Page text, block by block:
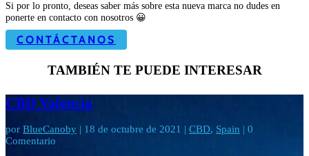
Si por lo pronto, deseas saber más sobre esta nueva marca no dudes en
ponerte en contacto con nosotros 😀​
CONTÁCTANOS
TAMBIÉN TE PUEDE INTERESAR
CBD Valencia
por BlueCanoby | 18 de octubre de 2021 | CBD, Spain | 0
Comentario